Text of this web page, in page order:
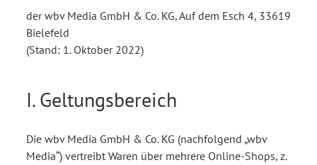
der wbv Media GmbH & Co. KG, Auf dem Esch 4, 33619
Bielefeld
(Stand: 1. Oktober 2022)
I. Geltungsbereich
Die wbv Media GmbH & Co. KG (nachfolgend „wbv
Media“) vertreibt Waren über mehrere Online-Shops, z.